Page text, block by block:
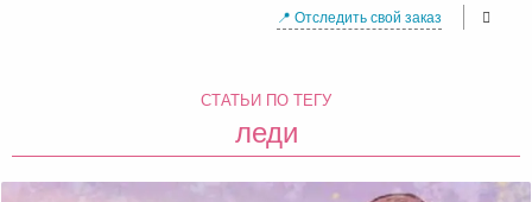
📍 Отследить свой заказ
СТАТЬИ ПО ТЕГУ
леди